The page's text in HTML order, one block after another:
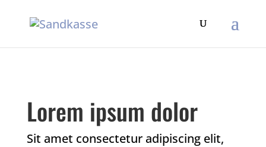
Lorem ipsum dolor
Sit amet consectetur adipiscing elit,